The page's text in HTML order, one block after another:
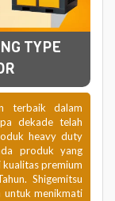
TYPE
terbaik dalam
dekade telah
heavy duty
produk yang
kualitas premium
Shigemitsu
untuk menikmati